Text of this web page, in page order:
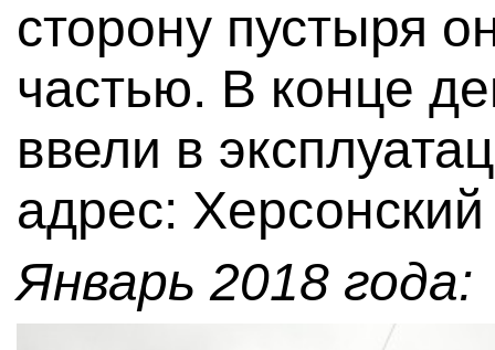
сторону пустыря
частью. В конце
ввели в
адрес:
Январь 2018 года: